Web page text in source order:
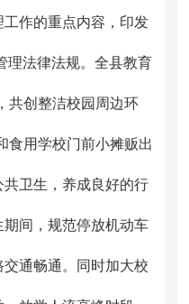
作的重点内容，印发
理法律法规。全县教育
共创整洁校园周边环
食用学校门前小摊贩出
卫生，养成良好的行
间，规范停放机动车
通畅通。同时加大校